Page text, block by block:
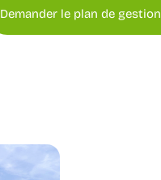
Demander le plan de gestion